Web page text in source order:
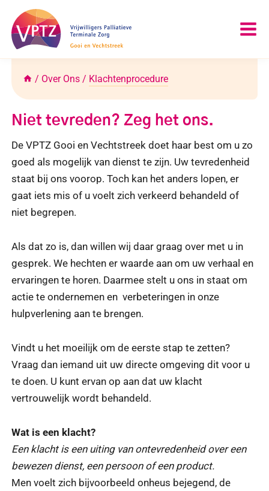
Doorgaan
naar
inhoud
/ Over Ons / Klachtenprocedure
Niet tevreden? Zeg het ons.
De VPTZ Gooi en Vechtstreek doet haar best om u zo
goed als mogelijk van dienst te zijn. Uw tevredenheid
staat bij ons voorop. Toch kan het anders lopen, er
gaat iets mis of u voelt zich verkeerd behandeld of
niet begrepen.
Als dat zo is, dan willen wij daar graag over met u in
gesprek. We hechten er waarde aan om uw verhaal en
ervaringen te horen. Daarmee stelt u ons in staat om
actie te ondernemen en verbeteringen in onze
hulpverlening aan te brengen.
Vindt u het moeilijk om de eerste stap te zetten?
Vraag dan iemand uit uw directe omgeving dit voor u
te doen. U kunt ervan op aan dat uw klacht
vertrouwelijk wordt behandeld.
Wat is een klacht?
Een klacht is een uiting van ontevredenheid over een
bewezen dienst, een persoon of een product.
Men voelt zich bijvoorbeeld onheus bejegend, de